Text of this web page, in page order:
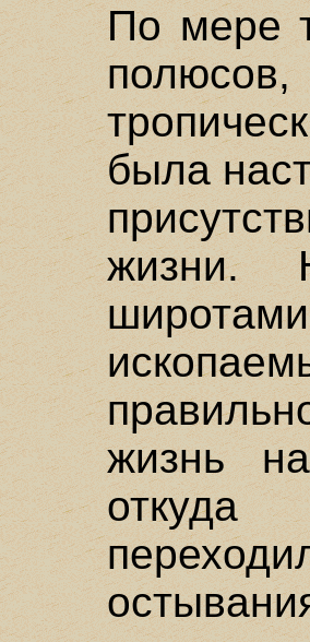
По мере
была
жизни.
жизнь
откуда